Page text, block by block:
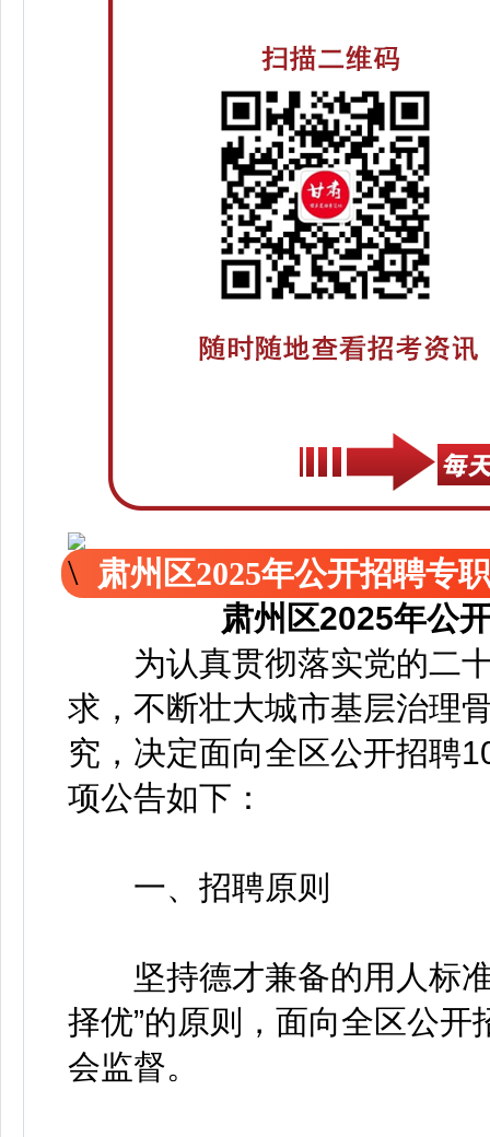
肃州区2025年公开招聘专
肃州区2025年公
为认真贯彻落实党的二十
求，不断壮大城市基层治理
究，决定面向全区公开招聘
项公告如下：
一、招聘原则
坚持德才兼备的用人标准
择优”的原则，面向全区公
会监督。